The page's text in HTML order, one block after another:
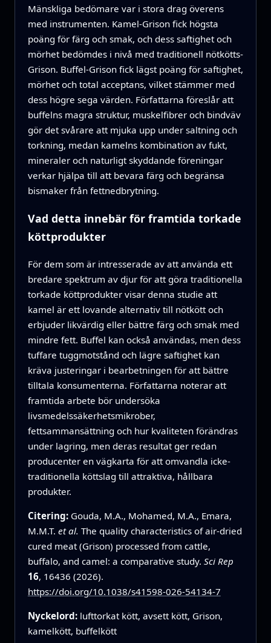
Mänskliga bedömare var i stora drag överens
med instrumenten. Kamel-Grison fick högsta
poäng för färg och smak, och dess saftighet och
mörhet bedömdes i nivå med traditionell nötkötts-
Grison. Buffel-Grison fick lägst poäng för saftighet,
mörhet och total acceptans, vilket stämmer med
dess högre sega värden. Författarna föreslår att
buffelns magra struktur, muskelfibrer och bindväv
gör det svårare att mjuka upp under saltning och
torkning, medan kamelns kombination av fukt,
mineraler och naturligt skyddande föreningar
verkar hjälpa till att bevara färg och begränsa
bismaker från fettnedbrytning.
Vad detta innebär för framtida torkade
köttprodukter
För dem som är intresserade av att använda ett
bredare spektrum av djur för att göra traditionella
torkade köttprodukter visar denna studie att
kamel är ett lovande alternativ till nötkött och
erbjuder likvärdig eller bättre färg och smak med
mindre fett. Buffel kan också användas, men dess
tuffare tuggmotstånd och lägre saftighet kan
kräva justeringar i bearbetningen för att bättre
tilltala konsumenterna. Författarna noterar att
framtida arbete bör undersöka
livsmedelssäkerhetsmikrober,
fettsammansättning och hur kvaliteten förändras
under lagring, men deras resultat ger redan
producenter en vägkarta för att omvandla icke-
traditionella köttslag till attraktiva, hållbara
produkter.
Citering: Gouda, M.A., Mohamed, M.A., Emara,
M.M.T. et al. The quality characteristics of air-dried
cured meat (Grison) processed from cattle,
buffalo, and camel: a comparative study. Sci Rep
16, 16436 (2026).
https://doi.org/10.1038/s41598-026-54134-7
Nyckelord: lufttorkat kött, avsett kött, Grison,
kamelkött, buffelkött